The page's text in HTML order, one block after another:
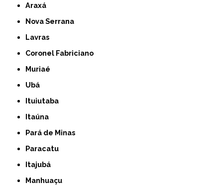
Araxá
Nova Serrana
Lavras
Coronel Fabriciano
Muriaé
Ubá
Ituiutaba
Itaúna
Pará de Minas
Paracatu
Itajubá
Manhuaçu